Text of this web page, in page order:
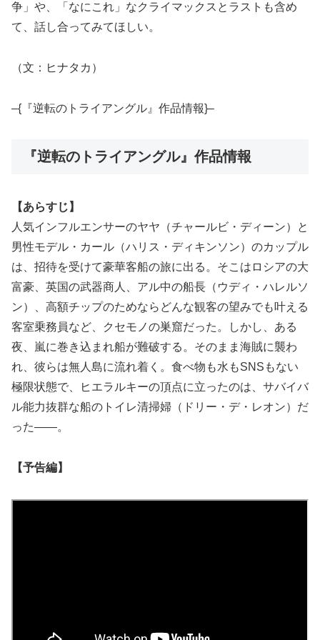
争」や、「なにこれ」なクライマックスとラストも含め
て、話し合ってみてほしい。
（文：ヒナタカ）
–{『逆転のトライアングル』作品情報}–
『逆転のトライアングル』作品情報
【あらすじ】
人気インフルエンサーのヤヤ（チャールビ・ディーン）と
男性モデル・カール（ハリス・ディキンソン）のカップル
は、招待を受けて豪華客船の旅に出る。そこはロシアの大
富豪、英国の武器商人、アル中の船長（ウディ・ハレルソ
ン）、高額チップのためならどんな観客の望みでも叶える
客室乗務員など、クセモノの巣窟だった。しかし、ある
夜、嵐に巻き込まれ船が難破する。そのまま海賊に襲わ
れ、彼らは無人島に流れ着く。食べ物も水もSNSもない
極限状態で、ヒエラルキーの頂点に立ったのは、サバイバ
ル能力抜群な船のトイレ清掃婦（ドリー・デ・レオン）だ
った――。
【予告編】